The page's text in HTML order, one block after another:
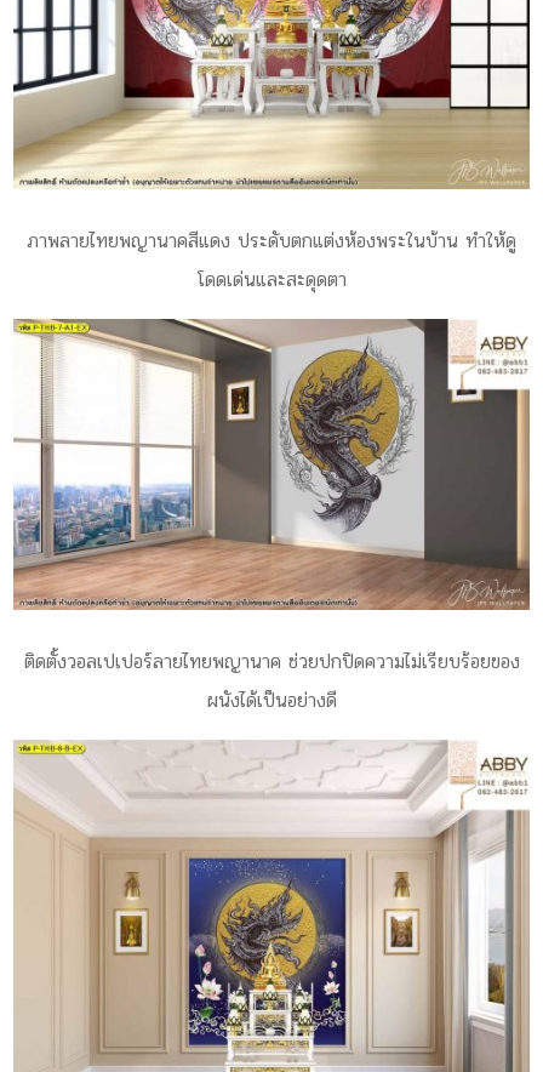
ภาพลายไทยพญานาคสีแดง ประดับตกแต่งห้องพระในบ้าน ทำให้ดู
โดดเด่นและสะดุดตา
ติดตั้งวอลเปเปอร์ลายไทยพญานาค ช่วยปกปิดความไม่เรียบร้อยของ
ผนังได้เป็นอย่างดี